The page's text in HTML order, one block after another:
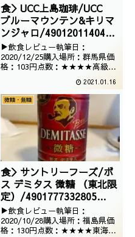
食＞UCC上島珈琲/UCC
ブルーマウンテン&キリマ
ンジャロ/4901201140433
/2020/11/26
▶飲食レビュー執筆日：
2020/12/25購入場所：群馬県価
格：103円点数：★★★★高級そ
ます。ブルーマウンテンとキリマ
ンジャロという高級豆を使用して
いるところが、気合いが入ってお
りますね。
2021.01.16
微糖・無糖
食＞サントリーフーズ/ボ
ス デミタス 微糖 （東北限
定）/4901777332805
/2020/10/20
▶飲食レビュー執筆日：
2020/10/28購入場所：福島県価
格：130円点数：★★★★東海限